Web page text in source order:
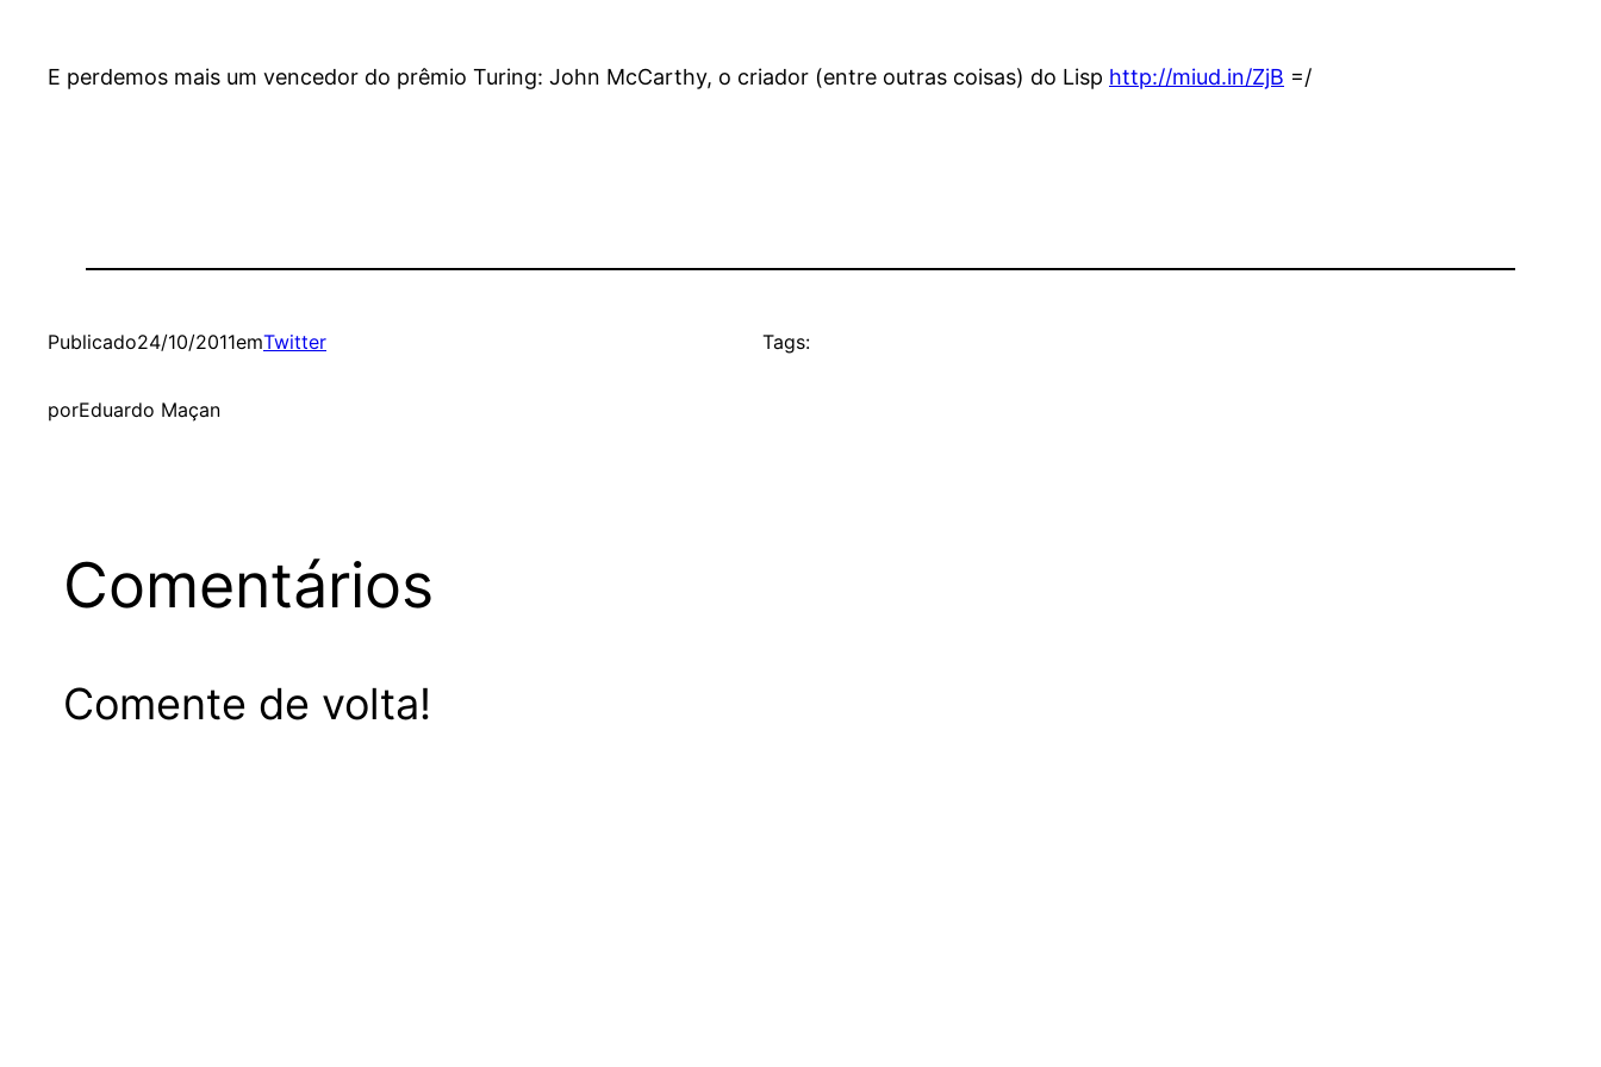
E perdemos mais um vencedor do prêmio Turing: John McCarthy, o criador (entre outras coisas) do Lisp http://miud.in/ZjB =/
Publicado24/10/2011emTwitter
porEduardo Maçan
Tags:
Comentários
Comente de volta!